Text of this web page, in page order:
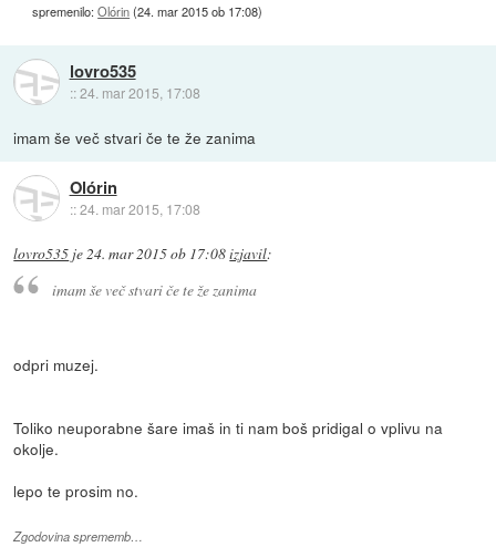
spremenilo:Olórin(24. mar 2015 ob 17:08)
lovro535
::24. mar 2015, 17:08
imam še več stvari če te že zanima
Olórin
::24. mar 2015, 17:08
lovro535 je24. mar 2015 ob 17:08izjavil:
imam še več stvari če te že zanima
odpri muzej.
Toliko neuporabne šare imaš in ti nam boš pridigal o vplivu na
okolje.
lepo te prosim no.
Zgodovina sprememb…